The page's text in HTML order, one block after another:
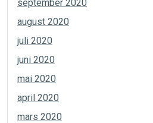
september 2020
august 2020
juli 2020
juni 2020
mai 2020
april 2020
mars 2020